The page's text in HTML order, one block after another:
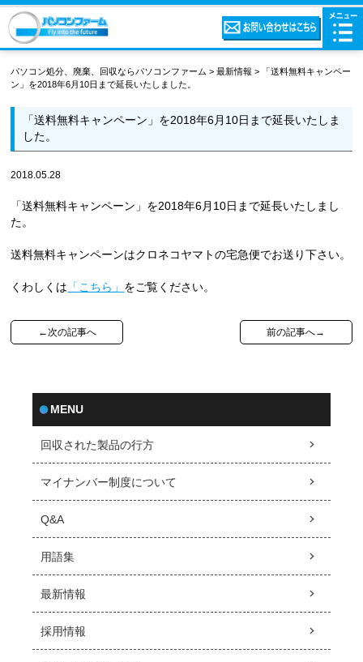
パソコン処分、廃棄、回収ならパソコンファーム>最新情報 >
「送料無料キャンペー
ン」を2018年6月10日まで延長いたしました。
「送料無料キャンペーン」を2018年6月10日まで延長いたしま
した。
2018.05.28
「送料無料キャンペーン」を2018年6月10日まで延長いたしまし
た。
送料無料キャンペーンはクロネコヤマトの宅急便でお送り下さい。
くわしくは 「こちら」 をご覧ください。
前の記事へ→
←次の記事へ
MENU
回収された製品の行方
マイナンバー制度について
Q&A
用語集
最新情報
採用情報